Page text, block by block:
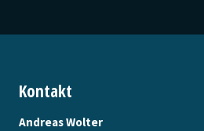
Kontakt
Andreas Wolter